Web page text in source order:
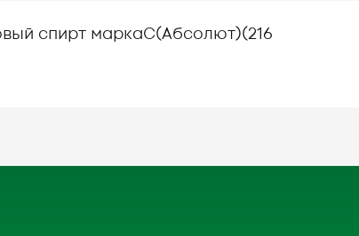
спирт маркаС(Абсолют)(216